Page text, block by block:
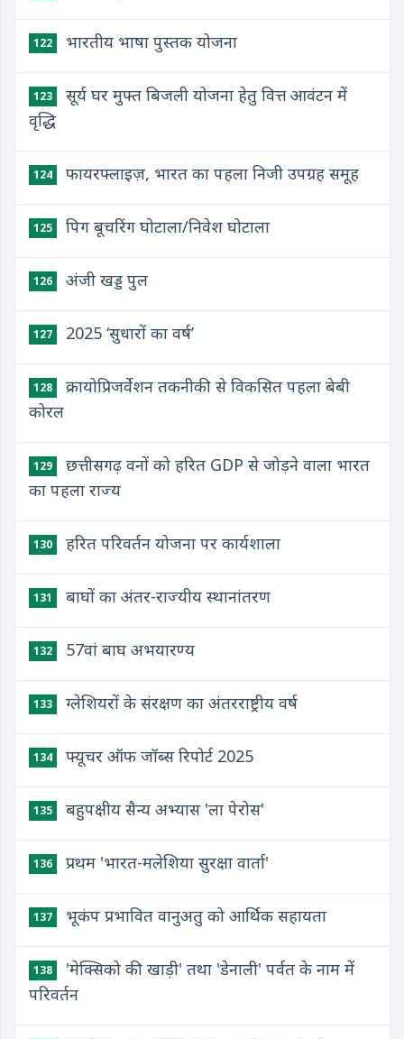
122 भारतीय भाषा पुस्तक योजना
123
सूर्य घर मुफ्त बिजली योजना हेतु वित्त आवंटन में
वृद्धि
124 फायरफ्लाइज़, भारत का पहला निजी उपग्रह समूह
125 पिग बूचरिंग घोटाला/निवेश घोटाला
126 अंजी खड्ड पुल
127 2025 ‘सुधारों का वर्ष’
128
क्रायोप्रिजर्वेशन तकनीकी से विकसित पहला बेबी
कोरल
129
छत्तीसगढ़ वनों को हरित GDP से जोड़ने वाला भारत
का पहला राज्य
130 हरित परिवर्तन योजना पर कार्यशाला
131 बाघों का अंतर-राज्यीय स्थानांतरण
132 57वां बाघ अभयारण्य
133 ग्लेशियरों के संरक्षण का अंतरराष्ट्रीय वर्ष
134 फ्यूचर ऑफ जॉब्स रिपोर्ट 2025
135 बहुपक्षीय सैन्य अभ्यास 'ला पेरोस'
136 प्रथम 'भारत-मलेशिया सुरक्षा वार्ता'
137 भूकंप प्रभावित वानुअतु को आर्थिक सहायता
138
'मेक्सिको की खाड़ी' तथा 'डेनाली' पर्वत के नाम में
परिवर्तन